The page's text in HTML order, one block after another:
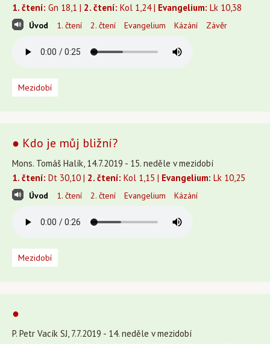
1. čtení: Gn 18,1 | 2. čtení: Kol 1,24 | Evangelium: Lk 10,38
Úvod 1. čtení 2. čtení Evangelium Kázání Závěr
Mezidobí
● Kdo je můj bližní?
Mons. Tomáš Halík, 14.7.2019 - 15. neděle v mezidobí
1. čtení: Dt 30,10 | 2. čtení: Kol 1,15 | Evangelium: Lk 10,25
Úvod 1. čtení 2. čtení Evangelium Kázání
Mezidobí
●
P. Petr Vacík SJ, 7.7.2019 - 14. neděle v mezidobí